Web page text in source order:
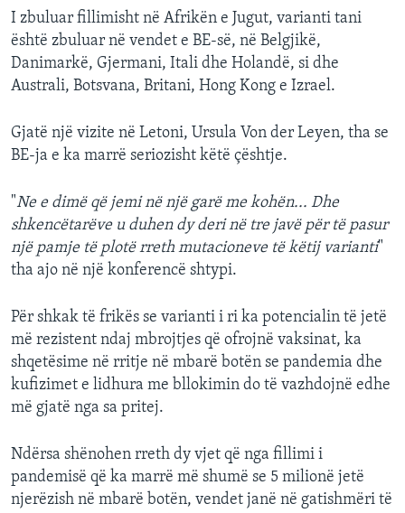
I zbuluar fillimisht në Afrikën e Jugut, varianti tani
është zbuluar në vendet e BE-së, në Belgjikë,
Danimarkë, Gjermani, Itali dhe Holandë, si dhe
Australi, Botsvana, Britani, Hong Kong e Izrael.
Gjatë një vizite në Letoni, Ursula Von der Leyen, tha se
BE-ja e ka marrë seriozisht këtë çështje.
"Ne e dimë që jemi në një garë me kohën... Dhe
shkencëtarëve u duhen dy deri në tre javë për të pasur
një pamje të plotë rreth mutacioneve të këtij varianti"
tha ajo në një konferencë shtypi.
Për shkak të frikës se varianti i ri ka potencialin të jetë
më rezistent ndaj mbrojtjes që ofrojnë vaksinat, ka
shqetësime në rritje në mbarë botën se pandemia dhe
kufizimet e lidhura me bllokimin do të vazhdojnë edhe
më gjatë nga sa pritej.
Ndërsa shënohen rreth dy vjet që nga fillimi i
pandemisë që ka marrë më shumë se 5 milionë jetë
njerëzish në mbarë botën, vendet janë në gatishmëri të